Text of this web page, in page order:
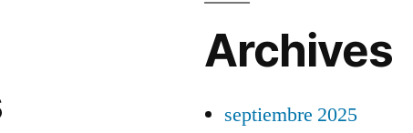
Archives
septiembre 2025